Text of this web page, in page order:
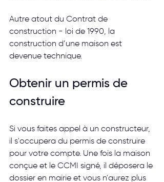
Autre atout du Contrat de
construction - loi de 1990, la
construction d’une maison est
devenue technique.
Obtenir un permis de
construire
Si vous faites appel à un constructeur,
il s'occupera du permis de construire
pour votre compte. Une fois la maison
conçue et le CCMI signé, il déposera le
dossier en mairie et vous n'aurez plus